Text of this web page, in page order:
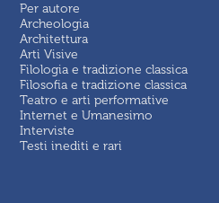
Per autore
Archeologia
Architettura
Arti Visive
Filologia e tradizione classica
Filosofia e tradizione classica
Teatro e arti performative
Internet e Umanesimo
Interviste
Testi inediti e rari